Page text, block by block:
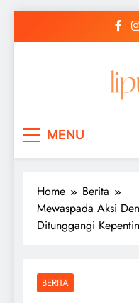
MENU
Home
Berita
Mewaspada Aksi
Ditunggangi
BERITA